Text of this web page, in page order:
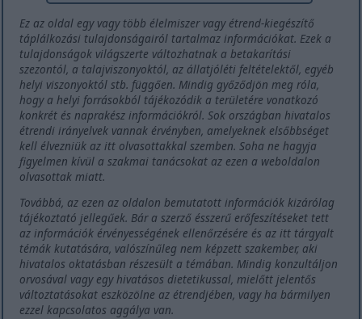
Ez az oldal egy vagy több élelmiszer vagy étrend-kiegészítő
táplálkozási tulajdonságairól tartalmaz információkat. Ezek a
tulajdonságok világszerte változhatnak a betakarítási
szezontól, a talajviszonyoktól, az állatjóléti feltételektől, egyéb
helyi viszonyoktól stb. függően. Mindig győződjön meg róla,
hogy a helyi forrásokból tájékozódik a területére vonatkozó
konkrét és naprakész információkról. Sok országban hivatalos
étrendi irányelvek vannak érvényben, amelyeknek elsőbbséget
kell élvezniük az itt olvasottakkal szemben. Soha ne hagyja
figyelmen kívül a szakmai tanácsokat az ezen a weboldalon
olvasottak miatt.
Továbbá, az ezen az oldalon bemutatott információk kizárólag
tájékoztató jellegűek. Bár a szerző ésszerű erőfeszítéseket tett
az információk érvényességének ellenőrzésére és az itt tárgyalt
témák kutatására, valószínűleg nem képzett szakember, aki
hivatalos oktatásban részesült a témában. Mindig konzultáljon
orvosával vagy egy hivatásos dietetikussal, mielőtt jelentős
változtatásokat eszközölne az étrendjében, vagy ha bármilyen
ezzel kapcsolatos aggálya van.